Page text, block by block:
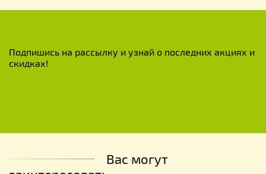
Подпишись на рассылку и узнай о последних акциях и
скидках!
Вас могут